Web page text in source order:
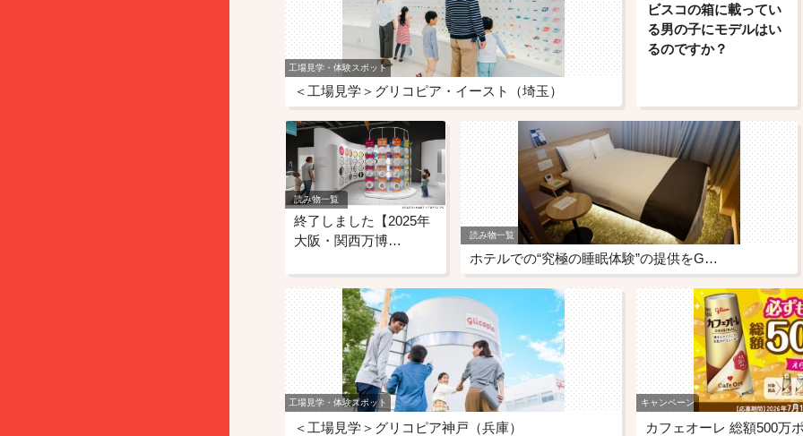
工場見学・体験スポット
＜工場見学＞グリコピア・イースト（埼玉）
ビスコの箱に載ってい
る男の子にモデルはい
るのですか？
読み物一覧
終了しました【2025年
大阪・関西万博…
読み物一覧
ホテルでの“究極の睡眠体験”の提供をG…
工場見学・体験スポット
＜工場見学＞グリコピア神戸（兵庫）
キャンペーン
カフェオーレ 総額500万